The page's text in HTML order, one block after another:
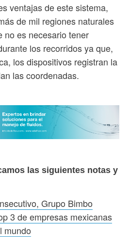
ventajas de este sistema,
de mil regiones naturales
no es necesario tener
los recorridos ya que,
los dispositivos registran la
las coordenadas.
las siguientes notas y
Grupo Bimbo
3 de empresas mexicanas
mundo